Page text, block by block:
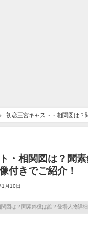
初恋王宮キャスト・相関図は？
・相関図は？聞
付きでご紹介！
1月10日